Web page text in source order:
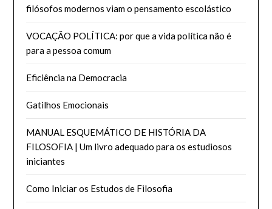
filósofos modernos viam o pensamento escolástico
VOCAÇÃO POLÍTICA: por que a vida política não é
para a pessoa comum
Eficiência na Democracia
Gatilhos Emocionais
MANUAL ESQUEMÁTICO DE HISTÓRIA DA
FILOSOFIA | Um livro adequado para os estudiosos
iniciantes
Como Iniciar os Estudos de Filosofia